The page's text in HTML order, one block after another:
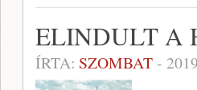
ELINDULT A
ÍRTA: SZOMBAT-